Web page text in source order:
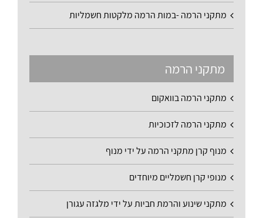
מתקני הרמה -במות הרמה מלקטות חשמליות
מתקני הרמה
מתקני הרמה בוואקום
מתקני הרמה לזכוכיות
מנוף קרן מתקני הרמה על ידי מנוף
מנופי קרן חשמליים מיוחדים
מתקני שינוע והרמת חביות על ידי מלגזה עגורן